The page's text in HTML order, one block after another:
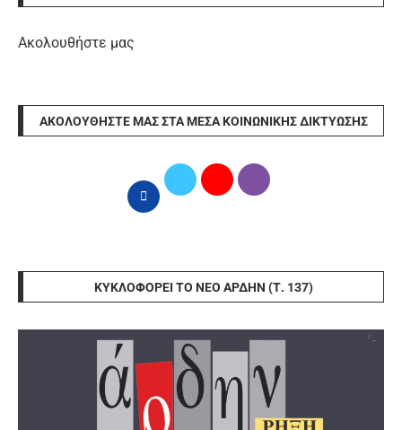
Ακολουθήστε μας
ΑΚΟΛΟΥΘΉΣΤΕ ΜΑΣ ΣΤΑ ΜΈΣΑ ΚΟΙΝΩΝΙΚΉΣ ΔΙΚΤΎΩΣΗΣ
ΚΥΚΛΟΦΟΡΕΊ ΤΟ ΝΈΟ ΆΡΔΗΝ (Τ. 137)